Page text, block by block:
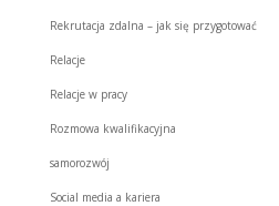
Rekrutacja zdalna – jak się przygotować
Relacje
Relacje w pracy
Rozmowa kwalifikacyjna
samorozwój
Social media a kariera